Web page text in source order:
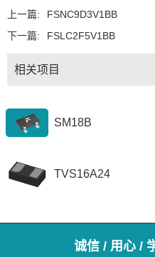
上一篇:
FSNC9D3V1BB
下一篇:
FSLC2F5V1BB
相关项目
SM18B
TVS16A24
诚信 / 用心 /